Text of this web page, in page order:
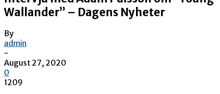
Wallander” – Dagens Nyheter
By
admin
-
August 27, 2020
0
1209